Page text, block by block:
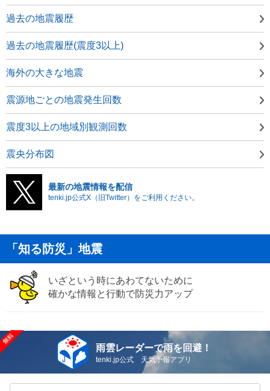
過去の地震履歴
過去の地震履歴(震度3以上)
海外の大きな地震
震源地ごとの地震発生回数
震度3以上の地域別観測回数
震央分布図
最新の地震情報を配信
tenki.jp公式X（旧Twitter）をご利用ください。
「知る防災」地震
いざという時にあわてないために
確かな情報と行動で防災力アップ
雨雲レーダーで雨を回避！
tenki.jp公式 天気予報アプリ